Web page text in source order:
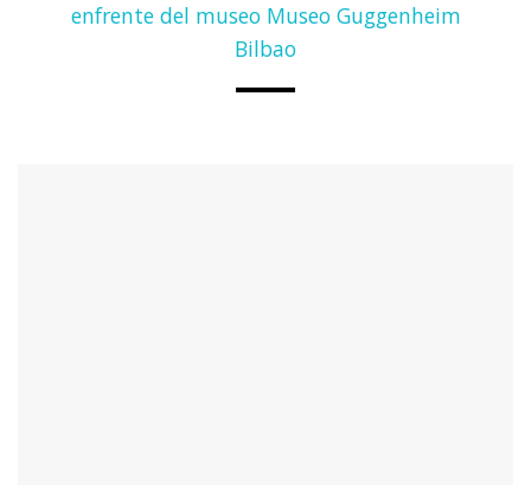
enfrente del museo Museo Guggenheim
Bilbao